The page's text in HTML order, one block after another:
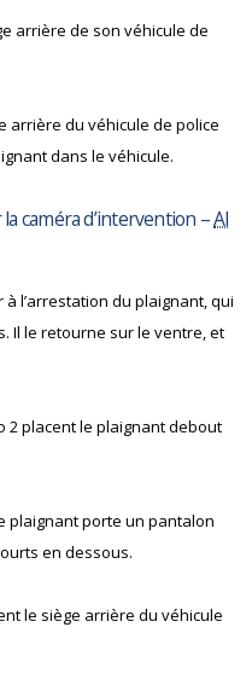
arrière de son véhicule de
arrière du véhicule de police
dans le véhicule.
caméra d’intervention –AI
à l’arrestation du plaignant, qui
Il le retourne sur le ventre, et
2 placent le plaignant debout
plaignant porte un pantalon
en dessous.
le siège arrière du véhicule